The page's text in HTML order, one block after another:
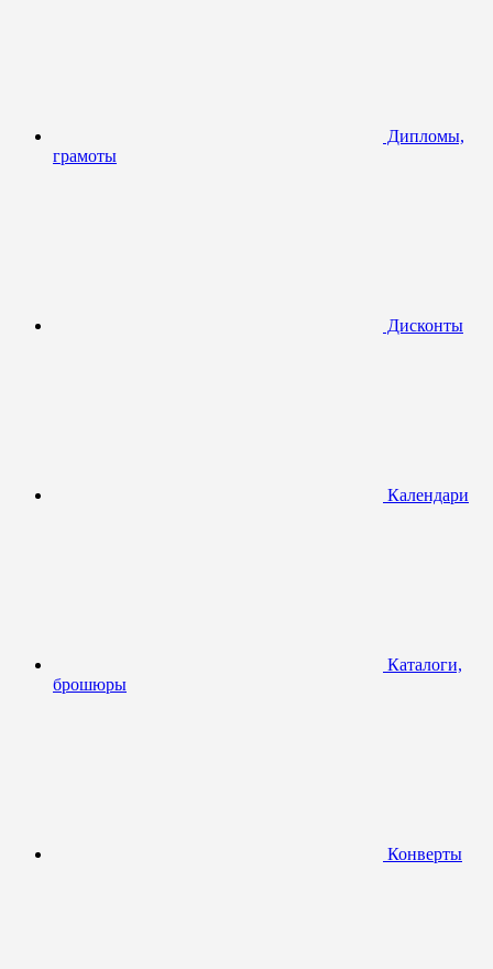
Дипломы,
грамоты
Дисконты
Календари
Каталоги,
брошюры
Конверты